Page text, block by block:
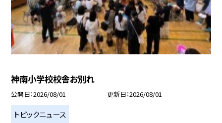
神南小学校校舎お別れ
公開日 2026/08/01 更新日 2026/08/01
トピックニュース